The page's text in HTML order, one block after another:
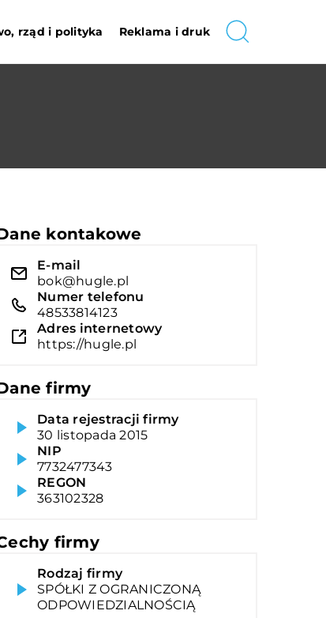
rząd i polityka Reklama i druk
kontakowe
E-mail
bok@hugle.pl
Numer telefonu
48533814123
Adres internetowy
https://hugle.pl
firmy
Data rejestracji firmy
30 listopada 2015
NIP
7732477343
REGON
363102328
firmy
Rodzaj firmy
SPÓŁKI Z OGRANICZONĄ
ODPOWIEDZIALNOŚCIĄ